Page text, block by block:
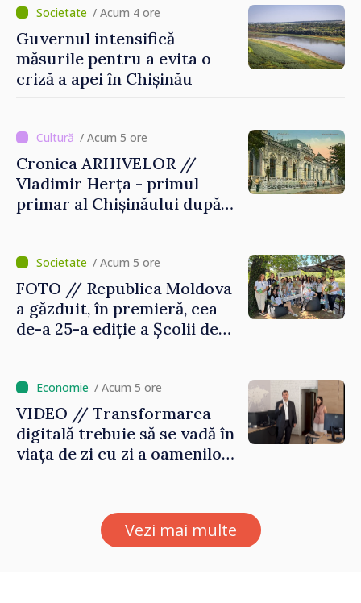
situații reale/ Acum 4 ore
Guvernul intensifică
măsurile pentru a evita o
criză a apei în Chișinău
/ Acum 5 ore
Cronica ARHIVELOR //
Vladimir Herța - primul
primar al Chișinăului după
/ Acum 5 ore
FOTO // Republica Moldova
a găzduit, în premieră, cea
de-a 25-a ediție a Școlii de
/ Acum 5 ore
VIDEO // Transformarea
digitală trebuie să se vadă în
viața de zi cu zi a oamenilor
premierul Vasile Tofan, în
vizită la AGE
Vezi mai multe